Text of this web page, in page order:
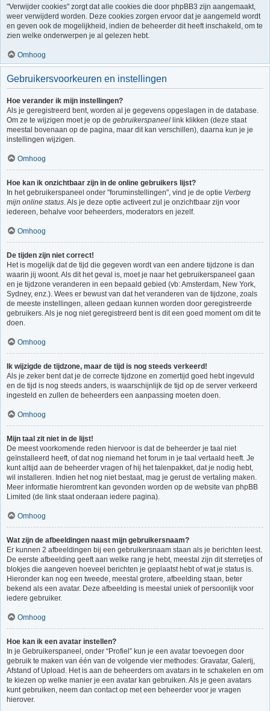
"Verwijder cookies" zorgt dat alle cookies die door phpBB3 zijn aangemaakt,
weer verwijderd worden. Deze cookies zorgen ervoor dat je aangemeld wordt
en geven ook de mogelijkheid, indien de beheerder dit heeft inschakeld, om te
zien welke onderwerpen je al gelezen hebt.
Omhoog
Gebruikersvoorkeuren en instellingen
Hoe verander ik mijn instellingen?
Als je geregistreerd bent, worden al je gegevens opgeslagen in de database.
Om ze te wijzigen moet je op de gebruikerspaneel link klikken (deze staat
meestal bovenaan op de pagina, maar dit kan verschillen), daarna kun je je
instellingen wijzigen.
Omhoog
Hoe kan ik onzichtbaar zijn in de online gebruikers lijst?
In het gebruikerspaneel onder "foruminstellingen", vind je de optie Verberg
mijn online status. Als je deze optie activeert zul je onzichtbaar zijn voor
iedereen, behalve voor beheerders, moderators en jezelf.
Omhoog
De tijden zijn niet correct!
Het is mogelijk dat de tijd die gegeven wordt van een andere tijdzone is dan
waarin jij woont. Als dit het geval is, moet je naar het gebruikerspaneel gaan
en je tijdzone veranderen in een bepaald gebied (vb: Amsterdam, New York,
Sydney, enz.). Wees er bewust van dat het veranderen van de tijdzone, zoals
de meeste instellingen, alleen gedaan kunnen worden door geregistreerde
gebruikers. Als je nog niet geregistreerd bent is dit een goed moment om dit te
doen.
Omhoog
Ik wijzigde de tijdzone, maar de tijd is nog steeds verkeerd!
Als je zeker bent dat je de correcte tijdzone en zomertijd goed hebt ingevuld
en de tijd is nog steeds anders, is waarschijnlijk de tijd op de server verkeerd
ingesteld en zullen de beheerders een aanpassing moeten doen.
Omhoog
Mijn taal zit niet in de lijst!
De meest voorkomende reden hiervoor is dat de beheerder je taal niet
geïnstalleerd heeft, of dat nog niemand het forum in je taal vertaald heeft. Je
kunt altijd aan de beheerder vragen of hij het talenpakket, dat je nodig hebt,
wil installeren. Indien het nog niet bestaat, mag je gerust de vertaling maken.
Meer informatie hieromtrent kan gevonden worden op de website van phpBB
Limited (de link staat onderaan iedere pagina).
Omhoog
Wat zijn de afbeeldingen naast mijn gebruikersnaam?
Er kunnen 2 afbeeldingen bij een gebruikersnaam staan als je berichten leest.
De eerste afbeelding geeft aan welke rang je hebt, meestal zijn dit sterretjes of
blokjes die aangeven hoeveel berichten je geplaatst hebt of wat je status is.
Hieronder kan nog een tweede, meestal grotere, afbeelding staan, beter
bekend als een avatar. Deze afbeelding is meestal uniek of persoonlijk voor
iedere gebruiker.
Omhoog
Hoe kan ik een avatar instellen?
In je Gebruikerspaneel, onder “Profiel” kun je een avatar toevoegen door
gebruik te maken van één van de volgende vier methodes: Gravatar, Galerij,
Afstand of Upload. Het is aan de beheerders om avatars in te schakelen en om
te kiezen op welke manier je een avatar kan gebruiken. Als je geen avatars
kunt gebruiken, neem dan contact op met een beheerder voor je vragen
hierover.